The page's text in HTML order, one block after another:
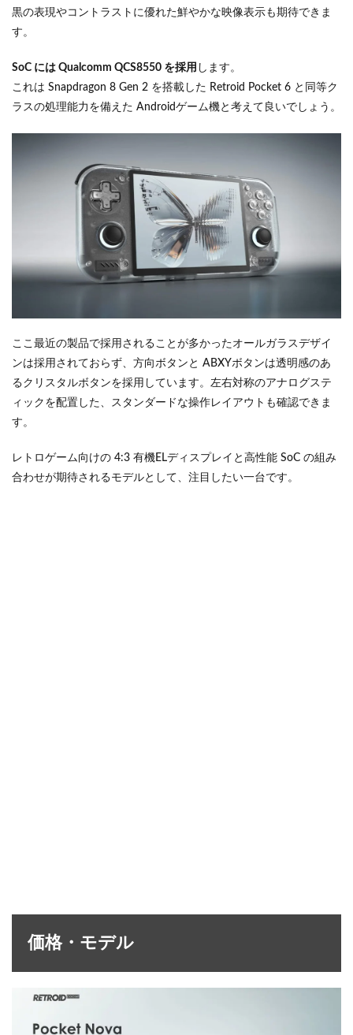
黒の表現やコントラストに優れた鮮やかな映像表示も期待できま
す。
SoC には Qualcomm QCS8550 を採用 します。
これは Snapdragon 8 Gen 2 を搭載した Retroid Pocket 6 と同等ク
ラスの処理能力を備えた Androidゲーム機と考えて良いでしょう。
ここ最近の製品で採用されることが多かったオールガラスデザイ
ンは採用されておらず、方向ボタンと ABXYボタンは透明感のあ
るクリスタルボタンを採用しています。左右対称のアナログステ
ィックを配置した、スタンダードな操作レイアウトも確認できま
す。
レトロゲーム向けの 4:3 有機ELディスプレイと高性能 SoC の組み
合わせが期待されるモデルとして、注目したい一台です。
価格・モデル